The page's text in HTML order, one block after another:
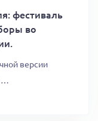
фестиваль
во
версии
…